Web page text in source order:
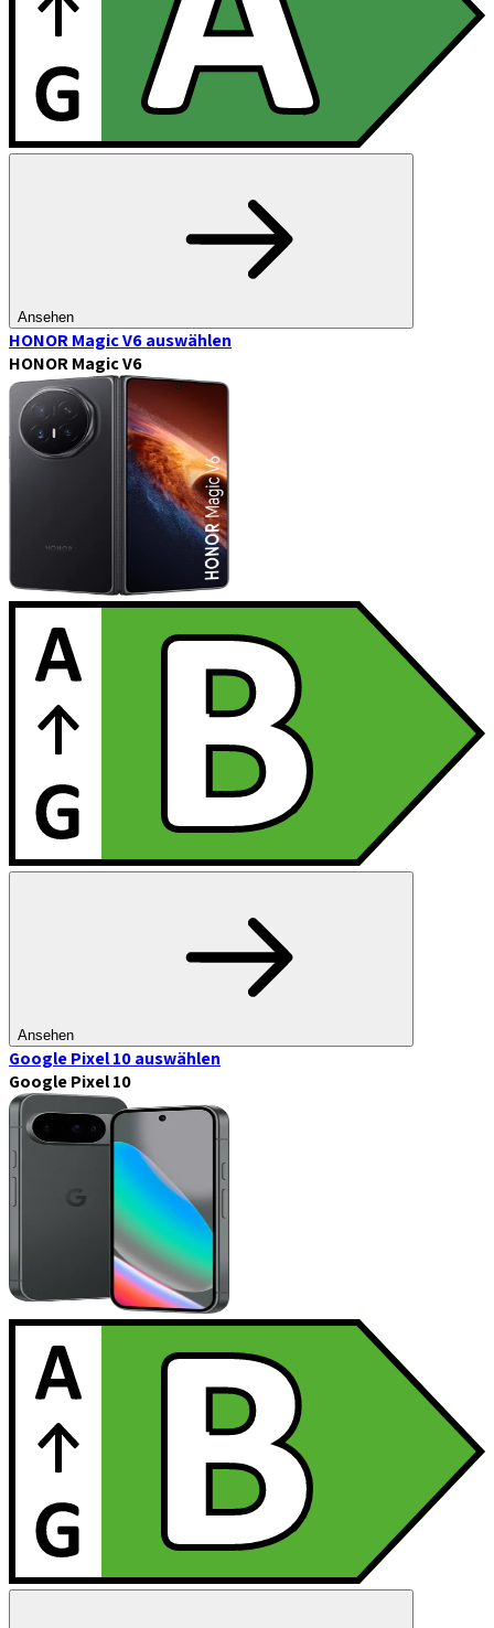
Ansehen
HONOR Magic V6auswählen
HONOR Magic V6
Ansehen
Google Pixel 10auswählen
Google Pixel 10